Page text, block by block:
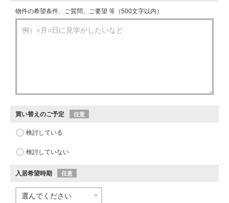
物件の希望条件、ご質問、ご要望 等（500文字以内）
買い替えのご予定 任意
検討している
検討していない
入居希望時期 任意